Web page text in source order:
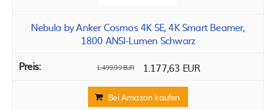
Nebula by Anker Cosmos 4K SE, 4K Smart Beamer,
1800 ANSI-Lumen Schwarz
1.499,99 EUR 1.177,63 EUR
Bei Amazon kaufen